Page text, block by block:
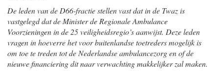
De leden van de D66-fractie stellen vast dat in de Twaz is
vastgelegd dat de Minister de Regionale Ambulance
Voorzieningen in de 25 veiligheidsregio’s aanwijst. Deze leden
vragen in hoeverre het voor buitenlandse toetreders mogelijk is
om toe te treden tot de Nederlandse ambulancezorg en of de
nieuwe financiering dit naar verwachting makkelijker zal maken.